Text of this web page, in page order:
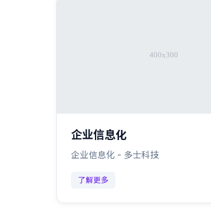
企业信息化
企业信息化 - 多士科技
了解更多